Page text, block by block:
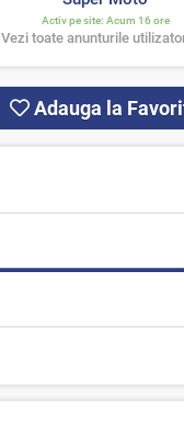
Activ pe site: Acum 16 ore
Vezi toate anunturile
Adauga la